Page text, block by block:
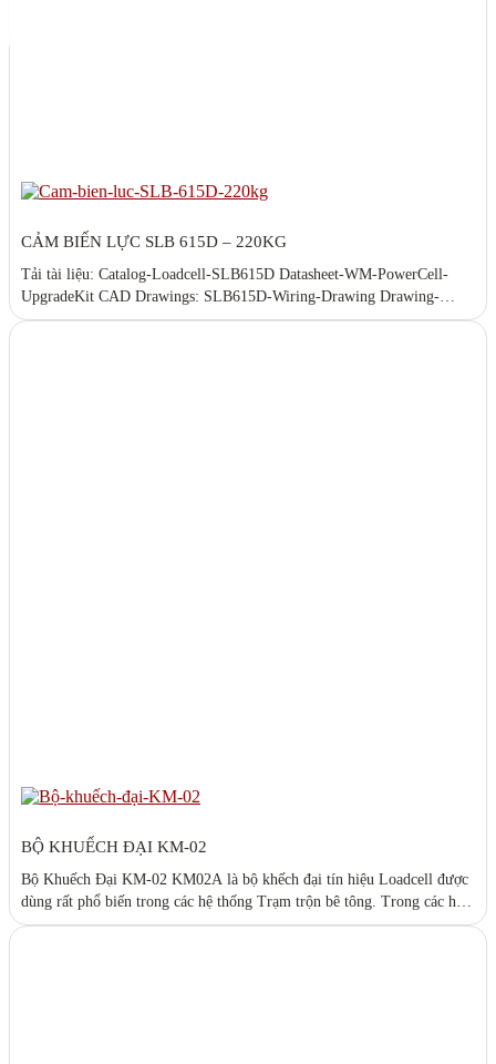
CẢM BIẾN LỰC SLB 615D – 220KG
Tải tài liệu: Catalog-Loadcell-SLB615D Datasheet-WM-PowerCell-
UpgradeKit CAD Drawings: SLB615D-Wiring-Drawing Drawing-
SLB615D SLB615D_3D_CAD
BỘ KHUẾCH ĐẠI KM-02
Bộ Khuếch Đại KM-02 KM02A là bộ khếch đại tín hiệu Loadcell được
dùng rất phổ biến trong các hệ thống Trạm trộn bê tông. Trong các hệ
thống điều khiển trạm trộn bê tông, ngoài việc sử dụng đầu cân hiển thị